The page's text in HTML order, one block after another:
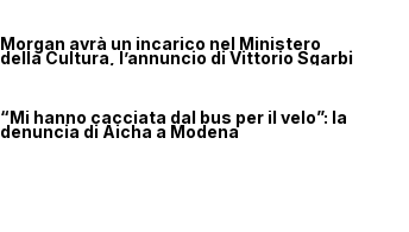
Morgan avrà un incarico nel Ministero
della Cultura, l’annuncio di Vittorio Sgarbi
“Mi hanno cacciata dal bus per il velo”: la
denuncia di Aicha a Modena